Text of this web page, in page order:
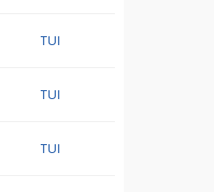
TUI
TUI
TUI